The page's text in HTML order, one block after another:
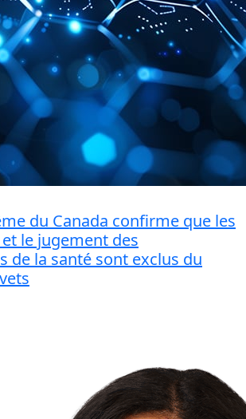
du Canada confirme que les
le jugement des
de la santé sont exclus du